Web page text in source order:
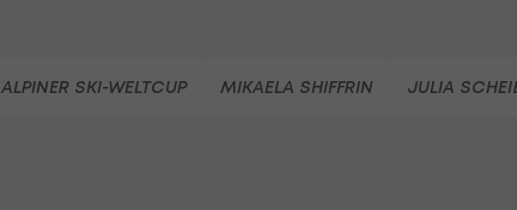
ALPINER SKI-WELTCUP MIKAELA SHIFFRIN JULIA